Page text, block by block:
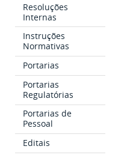
Resoluções
Internas
Instruções
Normativas
Portarias
Portarias
Regulatórias
Portarias de
Pessoal
Editais